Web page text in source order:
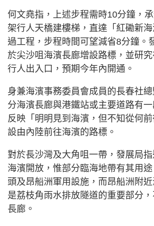
何文堯指，上述步程需時10分鐘，
架行人天橋建樓梯，直達「紅磡新
過工程，步程時間可望減省8分鐘。
於尖沙咀海濱長廊增設路標，並研
行人出入口，預期今年內開通。
身兼海濱事務委員會成員的長春社
分海濱長廊與港鐵站或主要道路有
反映「明明見到海濱，但不知從何
設由內陸前往海濱的路標。
對於長沙灣及大角咀一帶，發展局
海濱開放，惟部分臨海地帶有其用
頭及昂船洲軍用設施，而昂船洲附
是荔枝角雨水排放隧道的重要部分
長廊。